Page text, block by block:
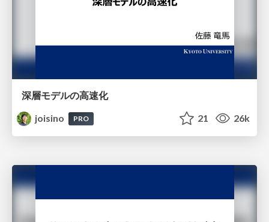
深層モデルの高速化
joisino
PRO 21 26k